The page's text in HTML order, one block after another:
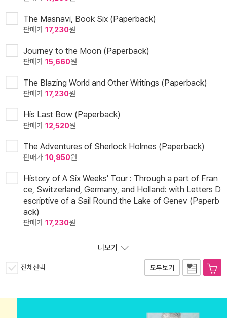
The Masnavi, Book Six (Paperback)
판매가 17,230원
Journey to the Moon (Paperback)
판매가 15,660원
The Blazing World and Other Writings (Paperback)
판매가 17,230원
His Last Bow (Paperback)
판매가 12,520원
The Adventures of Sherlock Holmes (Paperback)
판매가 10,950원
History of A Six Weeks' Tour : Through a part of Fran
ce, Switzerland, Germany, and Holland: with Letters D
escriptive of a Sail Round the Lake of Genev (Paperb
ack)
판매가 17,230원
더보기
전체선택 모두보기